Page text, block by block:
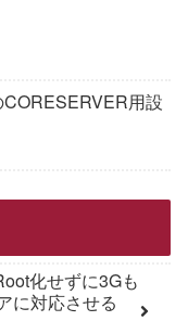
用設
化せずに3Gも
に対応させる